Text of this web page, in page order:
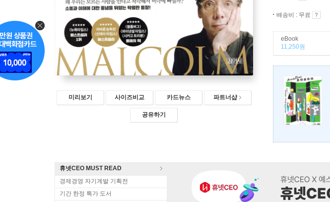
미리보기 사이즈비교 카드뉴스 파트너샵
공유하기
배송비 : 무료
eBook
11,250원
휴넷CEO MUST READ
경제경영 자기계발 기획전
기간 한정 특가 도서